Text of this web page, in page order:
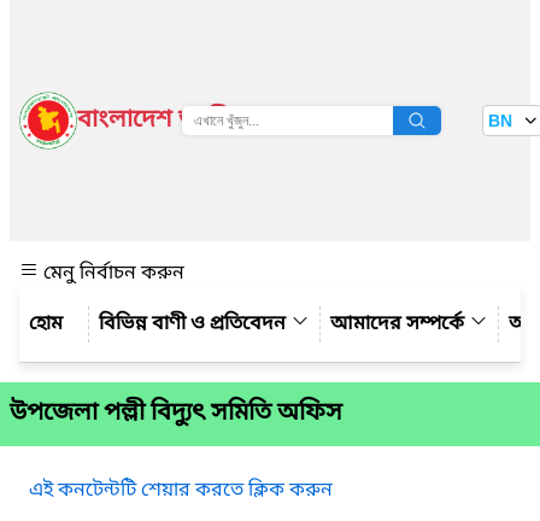
বাংলাদেশ জাতীয় তথ্য বাতায়ন BN
মেনু নির্বাচন করুন
বিভিন্ন বাণী ও প্রতিবেদন
আমাদের সম্পর্কে
উপজেলা পল্লী বিদ্যুৎ সমিতি অফিস
এই কনটেন্টটি শেয়ার করতে ক্লিক করুন